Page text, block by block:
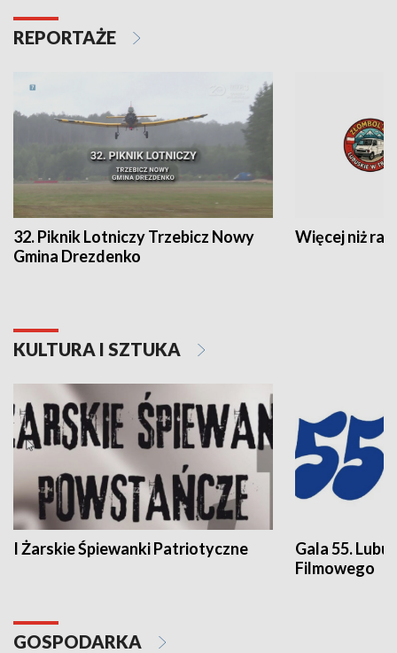
REPORTAŻE
32. Piknik Lotniczy Trzebicz Nowy
Gmina Drezdenko
Więcej niż rajd
KULTURA I SZTUKA
I Żarskie Śpiewanki Patriotyczne
Gala 55.
Filmowego
GOSPODARKA